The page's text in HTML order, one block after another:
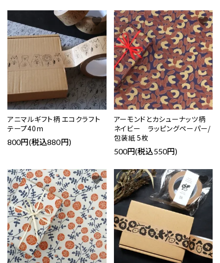
アニマルギフト柄 エコクラフト
テープ40m
800円(税込880円)
favorite
アーモンドとカシューナッツ柄
ネイビー ラッピングペーパー/
包装紙 5枚
500円(税込550円)
favorite
favorite favorite